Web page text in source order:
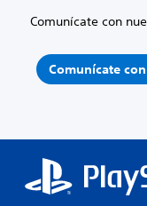
Comunícate con
Comunícate